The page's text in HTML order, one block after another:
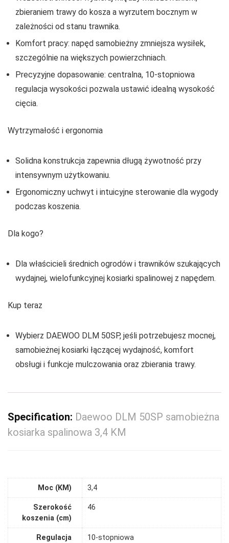
zbieraniem trawy do kosza a wyrzutem bocznym w
zależności od stanu trawnika.
Komfort pracy: napęd samobieżny zmniejsza wysiłek,
szczególnie na większych powierzchniach.
Precyzyjne dopasowanie: centralna, 10-stopniowa
regulacja wysokości pozwala ustawić idealną wysokość
cięcia.
Wytrzymałość i ergonomia
Solidna konstrukcja zapewnia długą żywotność przy
intensywnym użytkowaniu.
Ergonomiczny uchwyt i intuicyjne sterowanie dla wygody
podczas koszenia.
Dla kogo?
Dla właścicieli średnich ogrodów i trawników szukających
wydajnej, wielofunkcyjnej kosiarki spalinowej z napędem.
Kup teraz
Wybierz DAEWOO DLM 50SP, jeśli potrzebujesz mocnej,
samobieżnej kosiarki łączącej wydajność, komfort
obsługi i funkcje mulczowania oraz zbierania trawy.
Specification: Daewoo DLM 50SP samobieżna
kosiarka spalinowa 3,4 KM
Moc (KM) 3,4
Szerokość
koszenia (cm)
46
Regulacja
10-stopniowa